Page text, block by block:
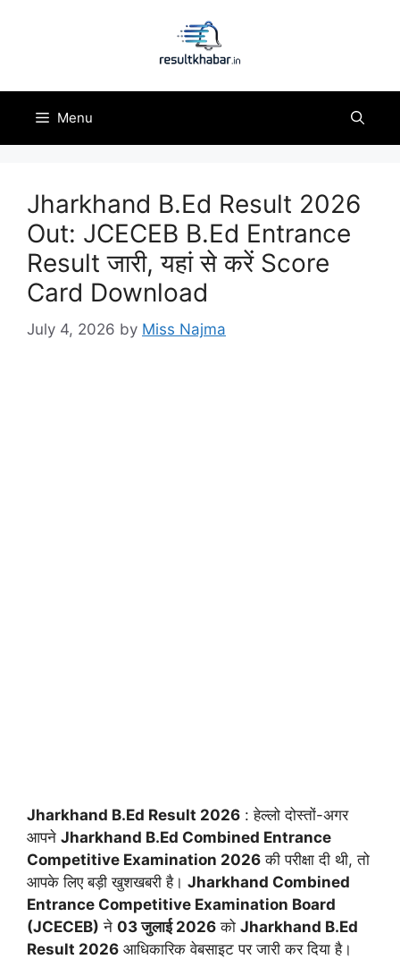
Menu
Jharkhand B.Ed Result 2026
Out: JCECEB B.Ed Entrance
Result जारी, यहां से करें Score
Card Download
July 4, 2026 by Miss Najma
Jharkhand B.Ed Result 2026 : हेल्लो दोस्तों-अगर
आपने Jharkhand B.Ed Combined Entrance
Competitive Examination 2026 की परीक्षा दी थी, तो
आपके लिए बड़ी खुशखबरी है। Jharkhand Combined
Entrance Competitive Examination Board
(JCECEB) ने 03 जुलाई 2026 को Jharkhand B.Ed
Result 2026 आधिकारिक वेबसाइट पर जारी कर दिया है।